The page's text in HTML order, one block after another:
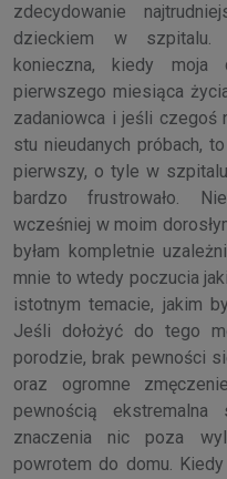
zdecydowanie
dzieckiem w szpitalu.
konieczna, kiedy moja
pierwszego miesiąca
zadaniowca i jeśli czegoś
stu nieudanych próbach,
pierwszy, o tyle w
bardzo frustrowało.
wcześniej w moim
byłam kompletnie
mnie to wtedy poczucia
istotnym temacie, jakim
Jeśli dołożyć do tego
porodzie, brak pewności
oraz ogromne
pewnością
znaczenia nic poza
powrotem do domu. Kiedy